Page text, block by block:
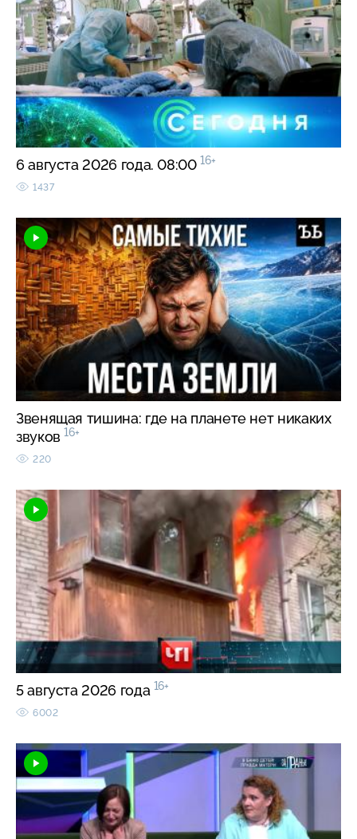
6 августа 2026 года. 08:00 16+
1437
Звенящая тишина: где на планете нет никаких
звуков 16+
220
5 августа 2026 года 16+
6002